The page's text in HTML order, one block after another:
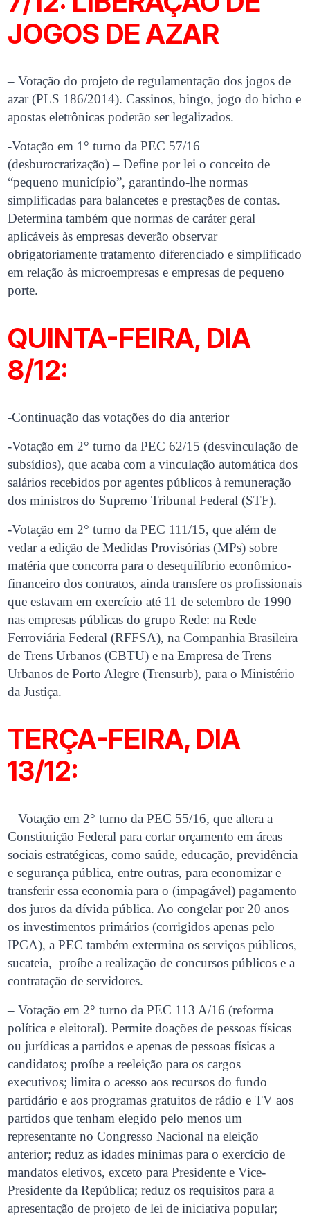
JOGOS DE AZAR
– Votação do projeto de regulamentação dos jogos de
azar (PLS 186/2014). Cassinos, bingo, jogo do bicho e
apostas eletrônicas poderão ser legalizados.
-Votação em 1° turno da PEC 57/16
(desburocratização) – Define por lei o conceito de
“pequeno município”, garantindo-lhe normas
simplificadas para balancetes e prestações de contas.
Determina também que normas de caráter geral
aplicáveis às empresas deverão observar
obrigatoriamente tratamento diferenciado e simplificado
em relação às microempresas e empresas de pequeno
porte.
QUINTA-FEIRA, DIA
8/12:
-Continuação das votações do dia anterior
-Votação em 2° turno da PEC 62/15 (desvinculação de
subsídios), que acaba com a vinculação automática dos
salários recebidos por agentes públicos à remuneração
dos ministros do Supremo Tribunal Federal (STF).
-Votação em 2° turno da PEC 111/15, que além de
vedar a edição de Medidas Provisórias (MPs) sobre
matéria que concorra para o desequilíbrio econômico-
financeiro dos contratos, ainda transfere os profissionais
que estavam em exercício até 11 de setembro de 1990
nas empresas públicas do grupo Rede: na Rede
Ferroviária Federal (RFFSA), na Companhia Brasileira
de Trens Urbanos (CBTU) e na Empresa de Trens
Urbanos de Porto Alegre (Trensurb), para o Ministério
da Justiça.
TERÇA-FEIRA, DIA
13/12:
– Votação em 2° turno da PEC 55/16, que altera a
Constituição Federal para cortar orçamento em áreas
sociais estratégicas, como saúde, educação, previdência
e segurança pública, entre outras, para economizar e
transferir essa economia para o (impagável) pagamento
dos juros da dívida pública. Ao congelar por 20 anos
os investimentos primários (corrigidos apenas pelo
IPCA), a PEC também extermina os serviços públicos,
sucateia, proíbe a realização de concursos públicos e a
contratação de servidores.
– Votação em 2° turno da PEC 113 A/16 (reforma
política e eleitoral). Permite doações de pessoas físicas
ou jurídicas a partidos e apenas de pessoas físicas a
candidatos; proíbe a reeleição para os cargos
executivos; limita o acesso aos recursos do fundo
partidário e aos programas gratuitos de rádio e TV aos
partidos que tenham elegido pelo menos um
representante no Congresso Nacional na eleição
anterior; reduz as idades mínimas para o exercício de
mandatos eletivos, exceto para Presidente e Vice-
Presidente da República; reduz os requisitos para a
apresentação de projeto de lei de iniciativa popular;